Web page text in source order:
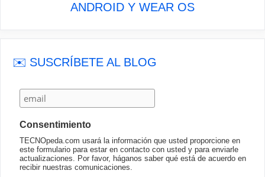
ANDROID Y WEAR OS
✉️ SUSCRÍBETE AL BLOG
Consentimiento
TECNOpeda.com usará la información que usted proporcione en
este formulario para estar en contacto con usted y para enviarle
actualizaciones. Por favor, háganos saber qué está de acuerdo en
recibir nuestras comunicaciones.